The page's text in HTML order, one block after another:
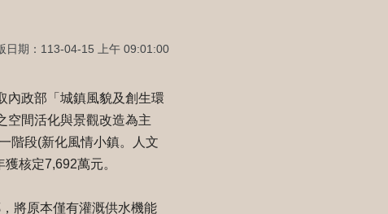
日期：113-04-15 上午 09:01:00
內政部「城鎮風貌及創生環
空間活化與景觀改造為主
階段(新化風情小鎮。人文
核定7,692萬元。
將原本僅有灌溉供水機能